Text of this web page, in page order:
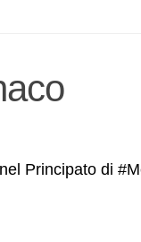
Principato di